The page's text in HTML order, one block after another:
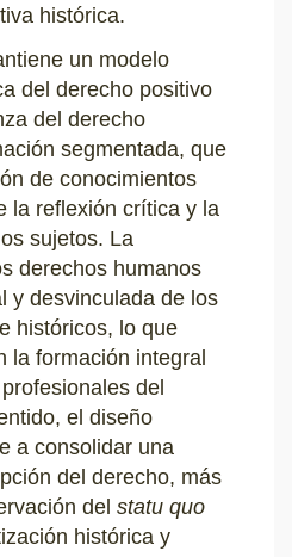
histórica.
un modelo
del derecho positivo
del derecho
segmentada, que
de conocimientos
la reflexión crítica y la
sujetos. La
derechos humanos
y desvinculada de los
históricos, lo que
la formación integral
del
el diseño
a consolidar una
del derecho, más
del statu quo
histórica y